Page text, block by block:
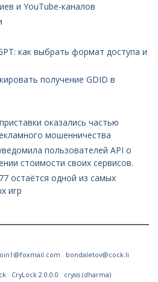
и YouTube-каналов
как выбрать формат доступа и
получение GDID в
оказались частью
мошенничества
пользователей API о
стоимости своих сервисов.
остаётся одной из самых
игр
bondaletov@cock.li
CryLock 2.0.0.0
crysis (dharma)